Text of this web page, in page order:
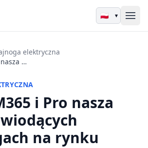
▾
elektryczna
Xiaomi M365 i Pro nasza opinia o wiodących hulajnogach na rynku
i Pro nasza
na rynku